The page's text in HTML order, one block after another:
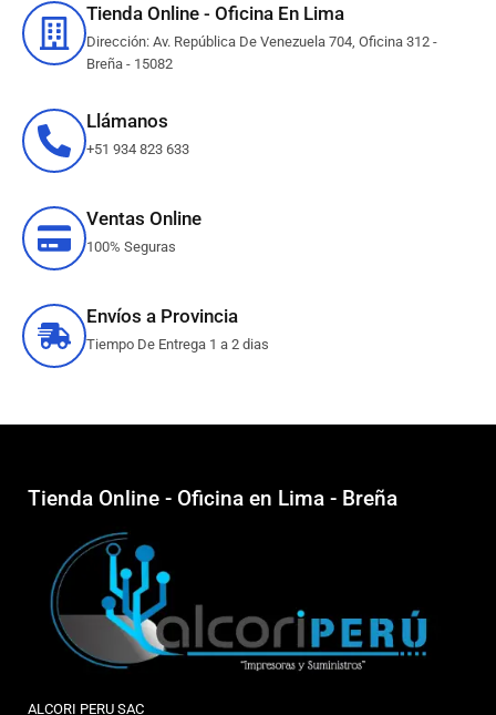
Tienda Online - Oficina En Lima
Dirección: Av. República De Venezuela 704, Oficina 312 -
Breña - 15082
Llámanos
+51 934 823 633
Ventas Online
100% Seguras
Envíos a Provincia
Tiempo De Entrega 1 a 2 dias
Tienda Online - Oficina en Lima - Breña
ALCORI PERU SAC